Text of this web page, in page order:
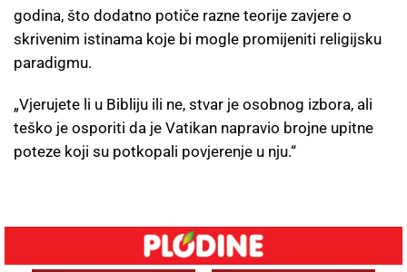
godina, što dodatno potiče razne teorije zavjere o
skrivenim istinama koje bi mogle promijeniti religijsku
paradigmu.
„Vjerujete li u Bibliju ili ne, stvar je osobnog izbora, ali
teško je osporiti da je Vatikan napravio brojne upitne
poteze koji su potkopali povjerenje u nju.“